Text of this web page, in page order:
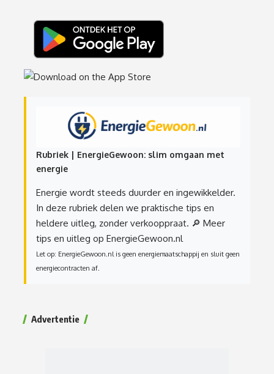
Rubriek | EnergieGewoon: slim omgaan met
energie
Energie wordt steeds duurder en ingewikkelder.
In deze rubriek delen we praktische tips en
heldere uitleg, zonder verkooppraat. 🔎 Meer
tips en uitleg op EnergieGewoon.nl
Let op: EnergieGewoon.nl is geen energiemaatschappij en sluit geen
energiecontracten af.
Advertentie